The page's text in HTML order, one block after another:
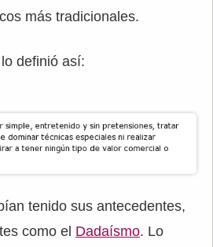
más tradicionales.
lo definió así:
tenido sus antecedentes,
como el Dadaísmo. Lo